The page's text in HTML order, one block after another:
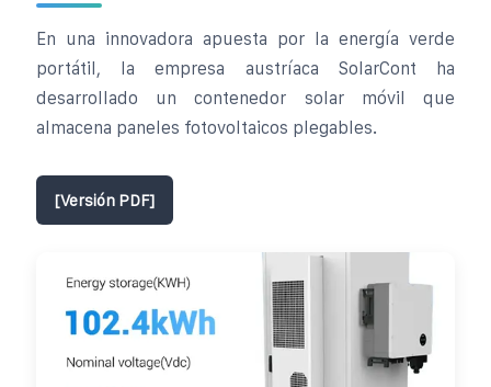
En una innovadora apuesta por la energía verde
portátil, la empresa austríaca SolarCont ha
desarrollado un contenedor solar móvil que
almacena paneles fotovoltaicos plegables.
[Versión PDF]